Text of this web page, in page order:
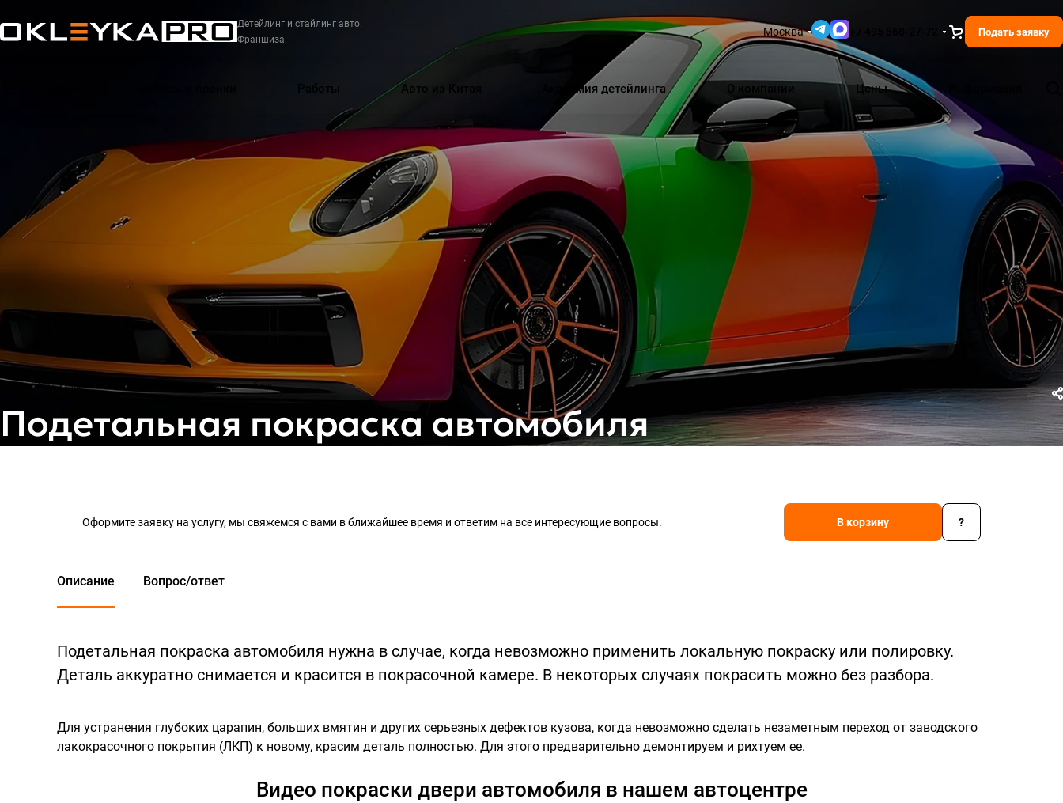
Детейлинг и стайлинг авто.
Франшиза.
Москва Подать заявку
Работы Авто из Китая Академия детейлинга О компании Цены
Главная Услуги Покраска авто Подетальная покраска автомобиля
Подетальная покраска автомобиля
Оформите заявку на услугу, мы свяжемся с вами в ближайшее время и ответим на все интересующие вопросы. В корзину ?
Описание Вопрос/ответ
Подетальная покраска автомобиля нужна в случае, когда невозможно применить локальную покраску или полировку.
Деталь аккуратно снимается и красится в покрасочной камере. В некоторых случаях покрасить можно без разбора.
Для устранения глубоких царапин, больших вмятин и других серьезных дефектов кузова, когда невозможно сделать незаметным переход от заводского
лакокрасочного покрытия (ЛКП) к новому, красим деталь полностью. Для этого предварительно демонтируем и рихтуем ее.
Видео покраски двери автомобиля в нашем автоцентре